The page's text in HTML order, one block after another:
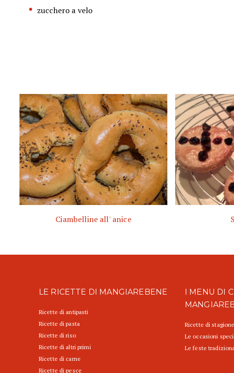
zucchero a velo
Ciambelline all' anice
LE RICETTE DI MANGIAREBENE
Ricette di antipasti
Ricette di pasta
Ricette di riso
Ricette di altri primi
Ricette di carne
Ricette di pesce
I MENU DI
Ricette di stagione
Le occasioni
Le feste